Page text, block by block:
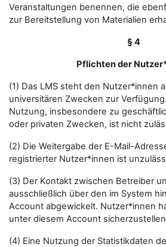
Veranstaltungen benennen, die
zur Bereitstellung von Materialien
§ 4
Pflichten der
(1) Das LMS steht den Nutzer*innen
universitären Zwecken zur
Nutzung, insbesondere zu
oder privaten Zwecken, ist nicht
(2) Die Weitergabe der E-Mail-
registrierter Nutzer*innen ist
(3) Der Kontakt zwischen Betreiber
ausschließlich über den im System
Account abgewickelt. Nutzer*innen
unter diesem Account
(4) Eine Nutzung der Statistikdaten